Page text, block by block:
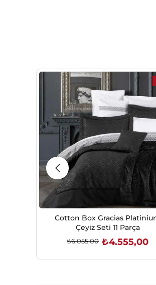
Cotton Box Gracias
Çeyiz Seti 11 Parça
₺4.555,00
₺6.055,00